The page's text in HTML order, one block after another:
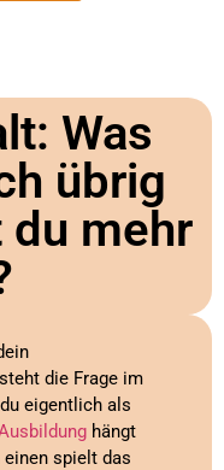
Was
übrig
du mehr
die Frage im
eigentlich als
hängt
spielt das